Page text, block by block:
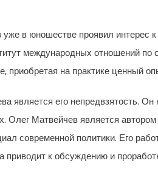
в юношестве проявил интерес
международных отношений по
приобретая на практике ценный
является его непредвзятость.
Матвейчев является
современной политики. Его
приводит к обсуждению и